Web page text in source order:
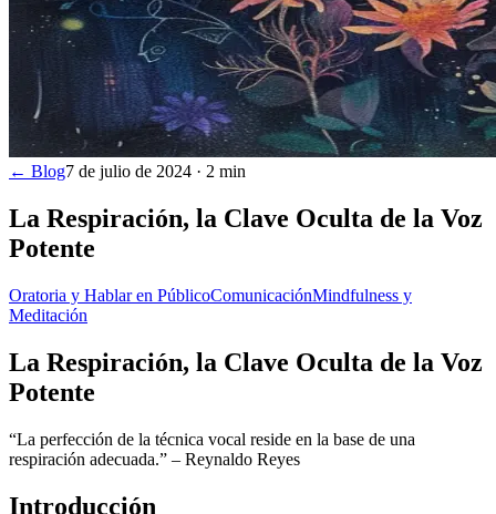
← Blog7 de julio de 2024 · 2 min
La Respiración, la Clave Oculta de la Voz
Potente
Oratoria y Hablar en PúblicoComunicaciónMindfulness y
Meditación
La Respiración, la Clave Oculta de la Voz
Potente
“La perfección de la técnica vocal reside en la base de una
respiración adecuada.” – Reynaldo Reyes
Introducción